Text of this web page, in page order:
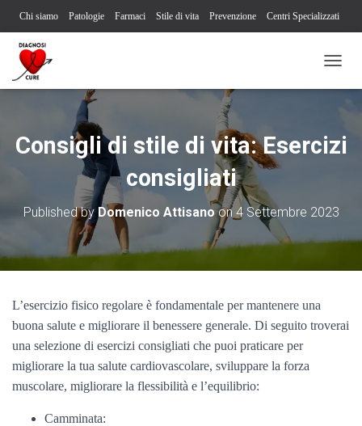
Chi siamo Patologie Farmaci Stile di vita Prevenzione Centri Specializzati
Associazioni Pazienti
A
A
N
T
G
Consigli di stile di vita: Esercizi
consigliati
Published by Domenico Attisanoon 4 Settembre 2023
L’esercizio fisico regolare è fondamentale per mantenere una
buona salute e migliorare il benessere generale. Di seguito troverai
una selezione di esercizi consigliati che puoi praticare per
migliorare la tua salute cardiovascolare, sviluppare la forza
muscolare, migliorare la flessibilità e l’equilibrio:
Camminata: